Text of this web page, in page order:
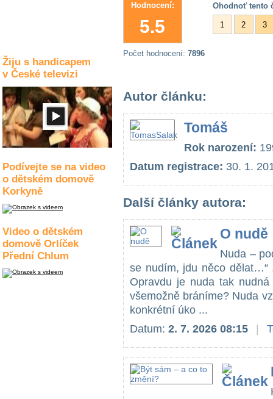
Žiju s handicapem
v České televizi
Podívejte se na video
o dětském domově
Korkyně
Video o dětském
domově Orlíček
Přední Chlum
Hodnocení:
5.5
Ohodnoť tento
1 2 3
Počet hodnocení: 7896
Autor článku:
Tomáš
Rok narození:
Datum registrace: 30. 1.
Další články autora:
O nudě
Nuda –
se nudím, jdu něco dělat…“
Opravdu je nuda tak
všemožně bráníme? Nuda
konkrétní úko ...
Datum: 2. 7. 2026 08:15